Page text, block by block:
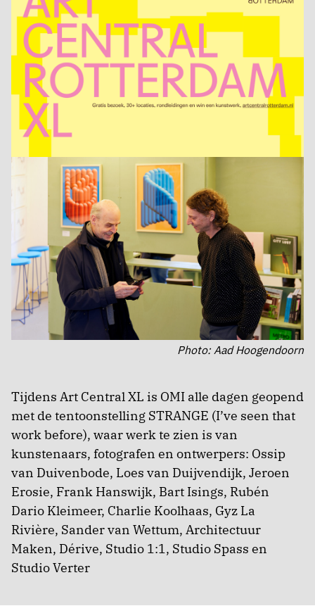
Photo: Aad Hoogendoorn
Tijdens Art Central XL is OMI alle dagen geopend
met de tentoonstelling STRANGE (I’ve seen that
work before), waar werk te zien is van
kunstenaars, fotografen en ontwerpers: Ossip
van Duivenbode, Loes van Duijvendijk, Jeroen
Erosie, Frank Hanswijk, Bart Isings, Rubén
Dario Kleimeer, Charlie Koolhaas, Gyz La
Rivière, Sander van Wettum, Architectuur
Maken, Dérive, Studio 1:1, Studio Spass en
Studio Verter